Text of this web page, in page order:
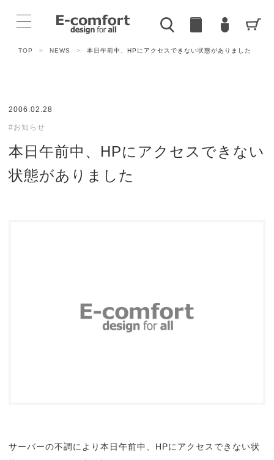
TOP > NEWS > 本日午前中、HPにアクセスできない状態がありました
2006.02.28
#お知らせ
本日午前中、HPにアクセスできない
状態がありました
サーバーの不調により本日午前中、HPにアクセスできない状